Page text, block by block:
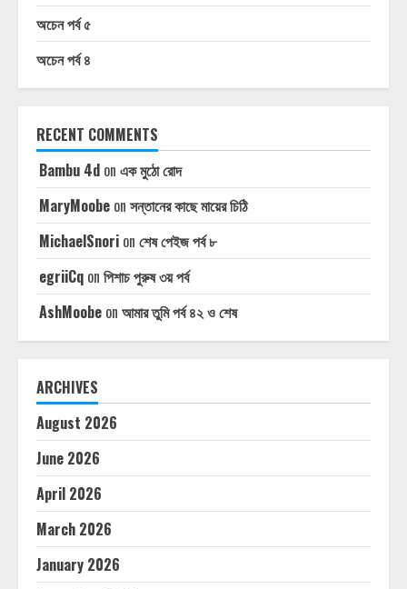
অচেন পর্ব ৫
অচেন পর্ব ৪
RECENT COMMENTS
Bambu 4d on এক মুঠো রোদ
MaryMoobe on সন্তানের কাছে মায়ের চিঠি
MichaelSnori on শেষ পেইজ পর্ব ৮
egriiCq on পিশাচ পুরুষ ৩য় পর্ব
AshMoobe on আমার তুমি পর্ব ৪২ ও শেষ
ARCHIVES
August 2026
June 2026
April 2026
March 2026
January 2026